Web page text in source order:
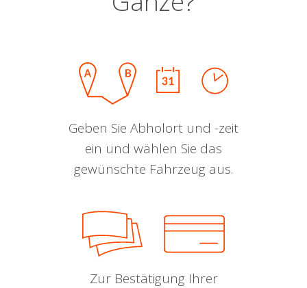
Geben Sie Abholort und -zeit
ein und wählen Sie das
gewünschte Fahrzeug aus.
Zur Bestätigung Ihrer